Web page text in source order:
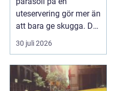
uteservering gör mer än
att bara ge skugga. Det
påverkar hur länge
30 juli 2026